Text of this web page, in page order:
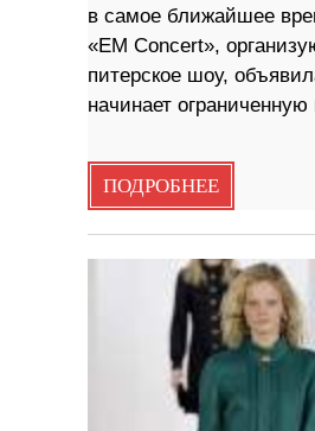
в самое ближайшее
«EM Concert»,
питерское шоу,
начинает
ПОДРОБНЕЕ